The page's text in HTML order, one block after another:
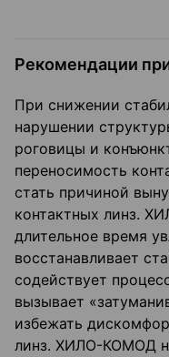
Рекомендации
При снижении
нарушении
роговицы и
переносимость
стать причиной
контактных линз.
длительное время
восстанавливает
содействует
вызывает
избежать
линз. ХИЛО-КОМОД